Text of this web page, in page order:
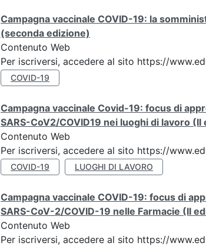
Campagna vaccinale COVID-19: la
(seconda edizione)
Contenuto Web
Per iscriversi, accedere al sito https://
COVID-19
Campagna vaccinale Covid-19: focus di
SARS-CoV2/COVID19 nei luoghi di lavoro (II
Contenuto Web
Per iscriversi, accedere al sito https://
COVID-19 LUOGHI DI LAVORO
Campagna vaccinale COVID-19: focus di
SARS-CoV-2/COVID-19 nelle Farmacie (II
Contenuto Web
Per iscriversi, accedere al sito https://